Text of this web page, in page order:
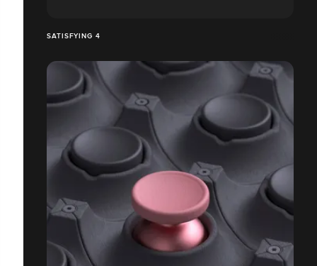
SATISFYING 4